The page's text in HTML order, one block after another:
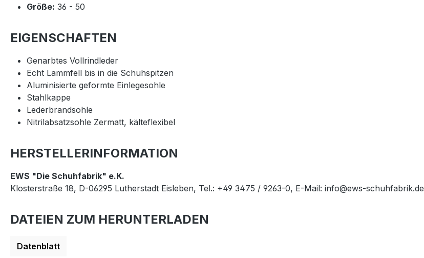
Größe: 36 - 50
EIGENSCHAFTEN
Genarbtes Vollrindleder
Echt Lammfell bis in die Schuhspitzen
Aluminisierte geformte Einlegesohle
Stahlkappe
Lederbrandsohle
Nitrilabsatzsohle Zermatt, kälteflexibel
HERSTELLERINFORMATION
EWS "Die Schuhfabrik" e.K.
Klosterstraße 18, D-06295 Lutherstadt Eisleben, Tel.: +49 3475 / 9263-0, E-Mail: info@ews-schuhfabrik.de
DATEIEN ZUM HERUNTERLADEN
Datenblatt